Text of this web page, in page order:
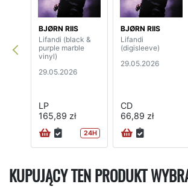
BJØRN RIIS
Lifandi (black &
purple marble
vinyl)
29.05.2026
LP
165,89 zł
24H
BJØRN RIIS
Lifandi
(digisleeve)
29.05.2026
CD
66,89 zł
KUPUJĄCY TEN PRODUKT